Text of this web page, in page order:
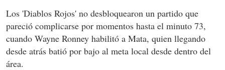
Los 'Diablos Rojos' no desbloquearon un partido que
pareció complicarse por momentos hasta el minuto 73,
cuando Wayne Ronney habilitó a Mata, quien llegando
desde atrás batió por bajo al meta local desde dentro del
área.